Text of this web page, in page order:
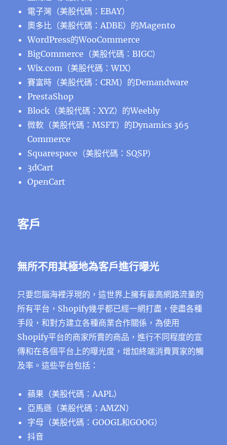
電子灣（美股代碼：EBAY）
奧多比（美股代碼：ADBE）的Magento
WordPress的WooCommerce
BigCommerce（美股代碼：BIGC）
Wix.com（美股代碼：WIX）
賽富時（美股代碼：CRM）的Demandware
PrestaShop
Block（美股代碼：XYZ）的Weebly
微軟（美股代碼：MSFT）的Dynamics 365
Commerce
Squarespace（美股代碼：SQSP）
3dCart
OpenCart
客戶
無所不用其極地為客戶進行曝光
只要您腦海裡浮現的，這世界上擁有最高網路流量的
所有平台，Shopify幾乎都已經一網打盡，使盡各種
手段，和對方建立各種商業合作關係，為使用
Shopify平台的商家所賣的商品，進行不同程度的宣
傳和在各個平台上的曝光度，增加終端消費買家的觸
及率。這些平台包括：
蘋果（美股代碼：AAPL）
亞馬遜（美股代碼：AMZN）
字母（美股代碼：GOOGL和GOOG）
抖音